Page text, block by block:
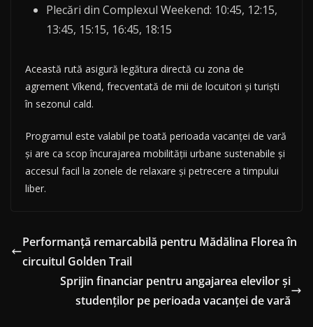
Plecări din Complexul Weekend: 10:45, 12:15,
13:45, 15:15, 16:45, 18:15
Această rută asigură legătura directă cu zona de
agrement Víkend, frecventată de mii de locuitori și turiști
în sezonul cald.
Programul este valabil pe toată perioada vacanței de vară
și are ca scop încurajarea mobilității urbane sustenabile și
accesul facil la zonele de relaxare și petrecere a timpului
liber.
Performanță remarcabilă pentru Mădălina Florea în
circuitul Golden Trail
Sprijin financiar pentru angajarea elevilor și
studenților pe perioada vacanței de vară